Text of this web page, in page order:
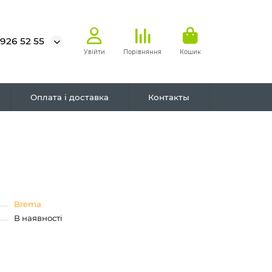
52 55
Увійти Порівняння Кошик
Оплата і доставка Контакты
Brema
В наявності